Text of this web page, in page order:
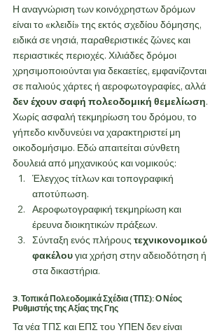
Η αναγνώριση των κοινόχρηστων δρόμων
είναι το «κλειδί» της εκτός σχεδίου δόμησης,
ειδικά σε νησιά, παραθεριστικές ζώνες και
περιαστικές περιοχές. Χιλιάδες δρόμοι
χρησιμοποιούνται για δεκαετίες, εμφανίζονται
σε παλιούς χάρτες ή αεροφωτογραφίες, αλλά
δεν έχουν σαφή πολεοδομική θεμελίωση.
Χωρίς ασφαλή τεκμηρίωση του δρόμου, το
γήπεδο κινδυνεύει να χαρακτηριστεί μη
οικοδομήσιμο. Εδώ απαιτείται σύνθετη
δουλειά από μηχανικούς και νομικούς:
Έλεγχος τίτλων και τοπογραφική
αποτύπωση.
Αεροφωτογραφική τεκμηρίωση και
έρευνα διοικητικών πράξεων.
Σύνταξη ενός πλήρους τεχνικονομικού
φακέλου για χρήση στην αδειοδότηση ή
στα δικαστήρια.
3. Τοπικά Πολεοδομικά Σχέδια (ΤΠΣ): Ο Νέος
Ρυθμιστής της Αξίας της Γης
Τα νέα ΤΠΣ και ΕΠΣ του ΥΠΕΝ δεν είναι